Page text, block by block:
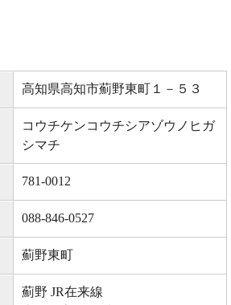
高知県高知市薊野東町１－５３
コウチケンコウチシアゾウノヒガ
シマチ
781-0012
088-846-0527
薊野東町
薊野 JR在来線